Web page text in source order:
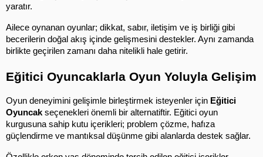
yaratır.
Ailece oynanan oyunlar; dikkat, sabır, iletişim ve iş birliği gibi
becerilerin doğal akış içinde gelişmesini destekler. Aynı zamanda
birlikte geçirilen zamanı daha nitelikli hale getirir.
Eğitici Oyuncaklarla Oyun Yoluyla Gelişim
Oyun deneyimini gelişimle birleştirmek isteyenler için Eğitici
Oyuncak seçenekleri önemli bir alternatiftir. Eğitici oyun
kurgusuna sahip kutu içerikleri; problem çözme, hafıza
güçlendirme ve mantıksal düşünme gibi alanlarda destek sağlar.